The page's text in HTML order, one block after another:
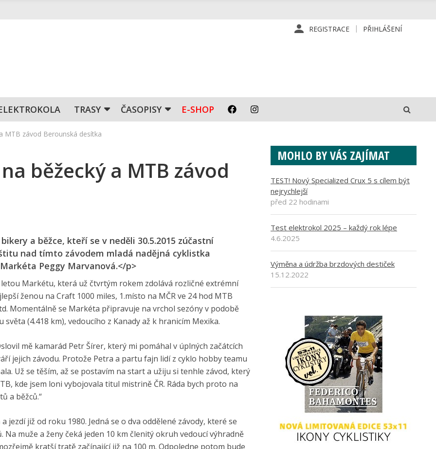
REGISTRACE PŘIHLÁŠENÍ
TRASY ČASOPISY E-SHOP
MTB závod Berounská desítka
běžecký a MTB závod
a běžce, kteří se v neděli 30.5.2015 zúčastní
nad tímto závodem mladá nadějná cyklistka
Peggy Marvanová.</p>
Markétu, která už čtvrtým rokem zdolává rozličné extrémní
ženou na Craft 1000 miles, 1.místo na MČR ve 24 hod MTB
Momentálně se Markéta připravuje na vrchol sezóny v podobě
(4.418 km), vedoucího z Kanady až k hranicím Mexika.
mě kamarád Petr Šírer, který mi pomáhal v úplných začátcích
jejich závodu. Protože Petra a partu fajn lidí z cyklo hobby teamu
Už se těším, až se postavím na start a užiju si tenhle závod, který
kde jsem loni vybojovala titul mistrině ČR. Ráda bych proto na
a běžců.“
již od roku 1980. Jedná se o dva oddělené závody, které se
muže a ženy čeká jeden 10 km členitý okruh vedoucí výhradně
kratší tratě začínající již na 100 m. Odpoledne potom bude
MOHLO BY VÁS ZAJÍMAT
TEST! Nový Specialized Crux 5 s cílem být
nejrychlejší
před 22 hodinami
Test elektrokol 2025 – každý rok lépe
4.6.2025
Výměna a údržba brzdových destiček
15.12.2022